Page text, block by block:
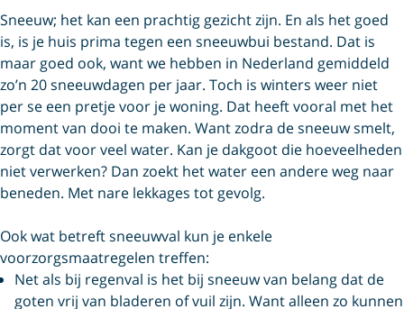
Sneeuw; het kan een prachtig gezicht zijn. En als het goed
is, is je huis prima tegen een sneeuwbui bestand. Dat is
maar goed ook, want we hebben in Nederland gemiddeld
zo’n 20 sneeuwdagen per jaar. Toch is winters weer niet
per se een pretje voor je woning. Dat heeft vooral met het
moment van dooi te maken. Want zodra de sneeuw smelt,
zorgt dat voor veel water. Kan je dakgoot die hoeveelheden
niet verwerken? Dan zoekt het water een andere weg naar
beneden. Met nare lekkages tot gevolg.
Ook wat betreft sneeuwval kun je enkele
voorzorgsmaatregelen treffen:
Net als bij regenval is het bij sneeuw van belang dat de
goten vrij van bladeren of vuil zijn. Want alleen zo kunnen